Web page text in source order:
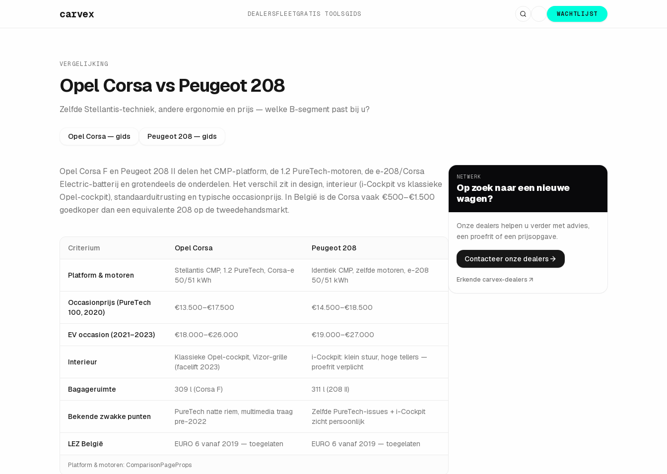
carvex DEALERSFLEETGRATIS TOOLSGIDS WACHTLIJST
VERGELIJKING
Opel Corsa vs Peugeot 208
Zelfde Stellantis-techniek, andere ergonomie en prijs — welke B-segment past bij u?
Opel Corsa— gids Peugeot 208 — gids
Opel Corsa F en Peugeot 208 II delen het CMP-platform, de 1.2 PureTech-motoren, de e-208/Corsa
Electric-batterij en grotendeels de onderdelen. Het verschil zit in design, interieur (i-Cockpit vs klassieke
Opel-cockpit), standaarduitrusting en typische occasionprijs. In België is de Corsa vaak €500–€1.500
goedkoper dan een equivalente 208 op de tweedehandsmarkt.
Criterium Opel Corsa Peugeot 208
Platform & motoren
Stellantis CMP, 1.2 PureTech, Corsa-e
50/51 kWh
Identiek CMP, zelfde motoren, e-208
50/51 kWh
Occasionprijs (PureTech
100, 2020)
€13.500–€17.500 €14.500–€18.500
EV occasion (2021–2023) €18.000–€26.000 €19.000–€27.000
Interieur
Klassieke Opel-cockpit, Vizor-grille
(facelift 2023)
i-Cockpit: klein stuur, hoge tellers —
proefrit verplicht
Bagageruimte 309 l (Corsa F) 311 l (208 II)
Bekende zwakke punten
PureTech natte riem, multimedia traag
pre-2022
Zelfde PureTech-issues + i-Cockpit
zicht persoonlijk
LEZ België EURO 6 vanaf 2019 — toegelaten EURO 6 vanaf 2019 — toegelaten
Platform & motoren: ComparisonPageProps
NETWERK
Op zoek naar een nieuwe
wagen?
Onze dealers helpen u verder met advies,
een proefrit of een prijsopgave.
Contacteer onze dealers
Erkende carvex-dealers